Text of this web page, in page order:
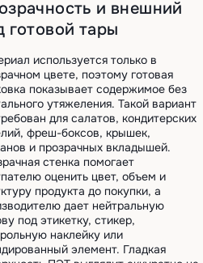
и внешний
готовой тары
используется только в
цвете, поэтому готовая
показывает содержимое без
утяжеления. Такой вариант
для салатов, кондитерских
фреш-боксов, крышек,
и прозрачных вкладышей.
стенка помогает
оценить цвет, объем и
продукта до покупки, а
дает нейтральную
под этикетку, стикер,
наклейку или
элемент. Гладкая